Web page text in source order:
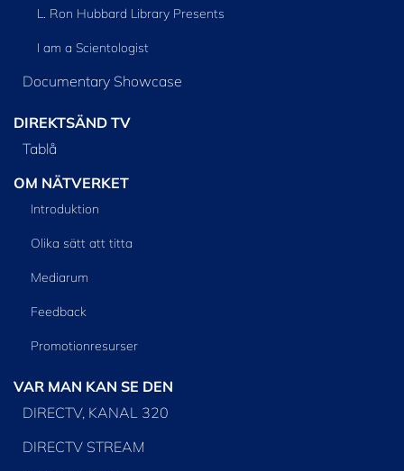
L. Ron Hubbard Library Presents
I am a Scientologist
Documentary Showcase
DIREKTSÄND TV
Tablå
OM NÄTVERKET
Introduktion
Olika sätt att titta
Mediarum
Feedback
Promotionresurser
VAR MAN KAN SE DEN
DIRECTV, KANAL 320
DIRECTV STREAM